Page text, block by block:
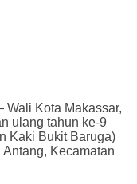
Kota Makassar,
ulang tahun ke-9
Kaki Bukit Baruga)
Kecamatan